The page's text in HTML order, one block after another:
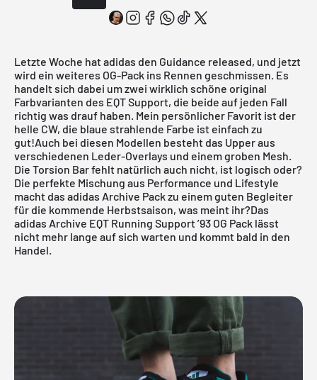
Letzte Woche hat adidas den Guidance released, und jetzt
wird ein weiteres OG-Pack ins Rennen geschmissen. Es
handelt sich dabei um zwei wirklich schöne original
Farbvarianten des EQT Support, die beide auf jeden Fall
richtig was drauf haben. Mein persönlicher Favorit ist der
helle CW, die blaue strahlende Farbe ist einfach zu
gut!Auch bei diesen Modellen besteht das Upper aus
verschiedenen Leder-Overlays und einem groben Mesh.
Die Torsion Bar fehlt natürlich auch nicht, ist logisch oder?
Die perfekte Mischung aus Performance und Lifestyle
macht das adidas Archive Pack zu einem guten Begleiter
für die kommende Herbstsaison, was meint ihr?Das
adidas Archive EQT Running Support ’93 OG Pack lässt
nicht mehr lange auf sich warten und kommt bald in den
Handel.